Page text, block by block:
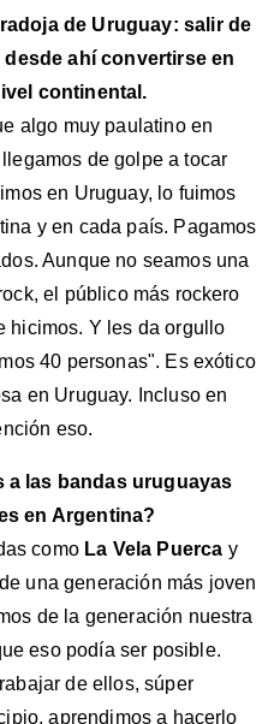
de Uruguay: salir de
ahí convertirse en
continental.
algo muy paulatino en
de golpe a tocar
en Uruguay, lo fuimos
y en cada país. Pagamos
Aunque no seamos una
el público más rockero
hicimos. Y les da orgullo
40 personas". Es exótico
en Uruguay. Incluso en
eso.
a las bandas uruguayas
en Argentina?
como La Vela Puerca y
una generación más joven
de la generación nuestra
eso podía ser posible.
de ellos, súper
aprendimos a hacerlo